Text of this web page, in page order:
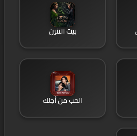
بيت التنين
الحب من أجلك